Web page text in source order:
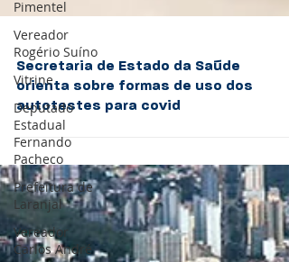
Pimentel
Vereador
Rogério Suíno
Vitrine
Deputado
Estadual
Fernando
Pacheco
Prefeitura de
Laranjal
Vereador
Carlos André
Secretaria de Estado da Saúde
orienta sobre formas de uso dos
autotestes para covid